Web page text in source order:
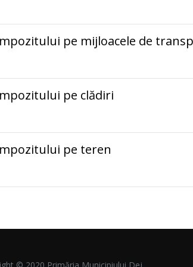
pe mijloacele de
pe clădiri
pe teren